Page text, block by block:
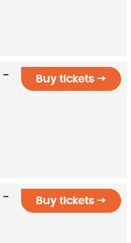
-
Buy tickets
-
Buy tickets